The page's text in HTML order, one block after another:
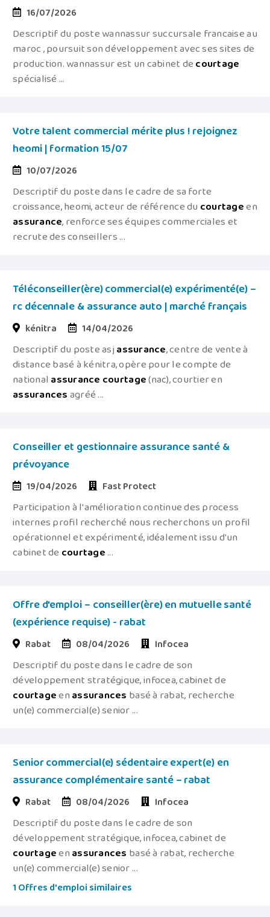
16/07/2026
Descriptif du poste wannassur succursale francaise au
maroc , poursuit son développement avec ses sites de
production. wannassur est un cabinet decourtage
spécialisé ...
Votre talent commercial mérite plus ! rejoignez
heomi | formation 15/07
10/07/2026
Descriptif du poste dans le cadre de sa forte
croissance, heomi, acteur de référence ducourtageen
assurance, renforce ses équipes commerciales et
recrute des conseillers ...
Téléconseiller(ère) commercial(e) expérimenté(e) –
rc décennale & assurance auto | marché français
kénitra 14/04/2026
Descriptif du poste asjassurance, centre de vente à
distance basé à kénitra, opère pour le compte de
national assurance courtage(nac), courtier en
assurancesagréé ...
Conseiller et gestionnaire assurance santé &
prévoyance
19/04/2026 Fast Protect
Participation à l'amélioration continue des process
internes profil recherché nous recherchons un profil
opérationnel et expérimenté, idéalement issu d'un
cabinet de courtage...
Offre d'emploi – conseiller(ère) en mutuelle santé
(expérience requise) - rabat
Rabat 08/04/2026 Infocea
Descriptif du poste dans le cadre de son
développement stratégique, infocea, cabinet de
courtageenassurances basé à rabat, recherche
un(e) commercial(e) senior ...
Senior commercial(e) sédentaire expert(e) en
assurance complémentaire santé – rabat
Rabat 08/04/2026 Infocea
Descriptif du poste dans le cadre de son
développement stratégique, infocea, cabinet de
courtageenassurances basé à rabat, recherche
un(e) commercial(e) senior ...
1 Offres d'emploi similaires